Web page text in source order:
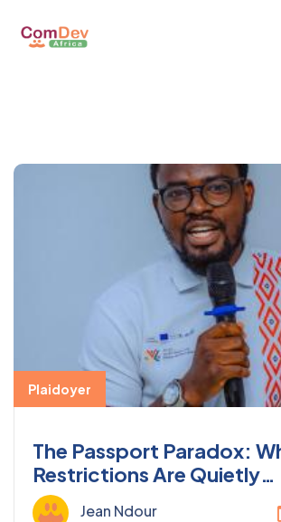
Plaidoyer
The Passport Paradox: Why Visa
Restrictions Are Quietly
Undermining Africa's
Jean Ndour